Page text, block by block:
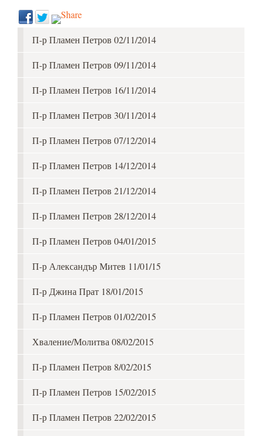
П-р Пламен Петров 02/11/2014
П-р Пламен Петров 09/11/2014
П-р Пламен Петров 16/11/2014
П-р Пламен Петров 30/11/2014
П-р Пламен Петров 07/12/2014
П-р Пламен Петров 14/12/2014
П-р Пламен Петров 21/12/2014
П-р Пламен Петров 28/12/2014
П-р Пламен Петров 04/01/2015
П-р Александър Митев 11/01/15
П-р Джина Прат 18/01/2015
П-р Пламен Петров 01/02/2015
Хваление/Молитва 08/02/2015
П-р Пламен Петров 8/02/2015
П-р Пламен Петров 15/02/2015
П-р Пламен Петров 22/02/2015